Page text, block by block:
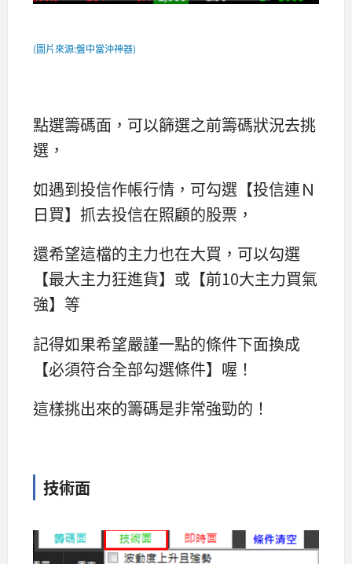
(圖片來源:盤中當沖神器)
點選籌碼面，可以篩選之前籌碼狀況去挑
選，
如遇到投信作帳行情，可勾選【投信連Ｎ
日買】抓去投信在照顧的股票，
還希望這檔的主力也在大買，可以勾選
【最大主力狂進貨】或【前10大主力買氣
強】等
記得如果希望嚴謹一點的條件下面換成
【必須符合全部勾選條件】喔！
這樣挑出來的籌碼是非常強勁的！
技術面